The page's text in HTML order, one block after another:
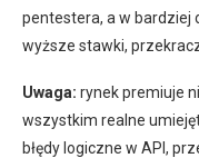
pentestera, a w bardziej
wyższe stawki,
Uwaga: rynek premiuje
wszystkim realne
błędy logiczne w API,